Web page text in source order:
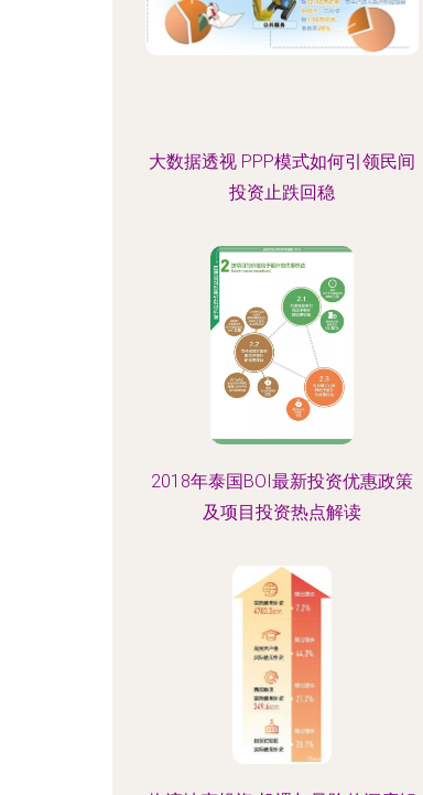
大数据透视 PPP模式如何引领民间
投资止跌回稳
2018年泰国BOI最新投资优惠政策
及项目投资热点解读